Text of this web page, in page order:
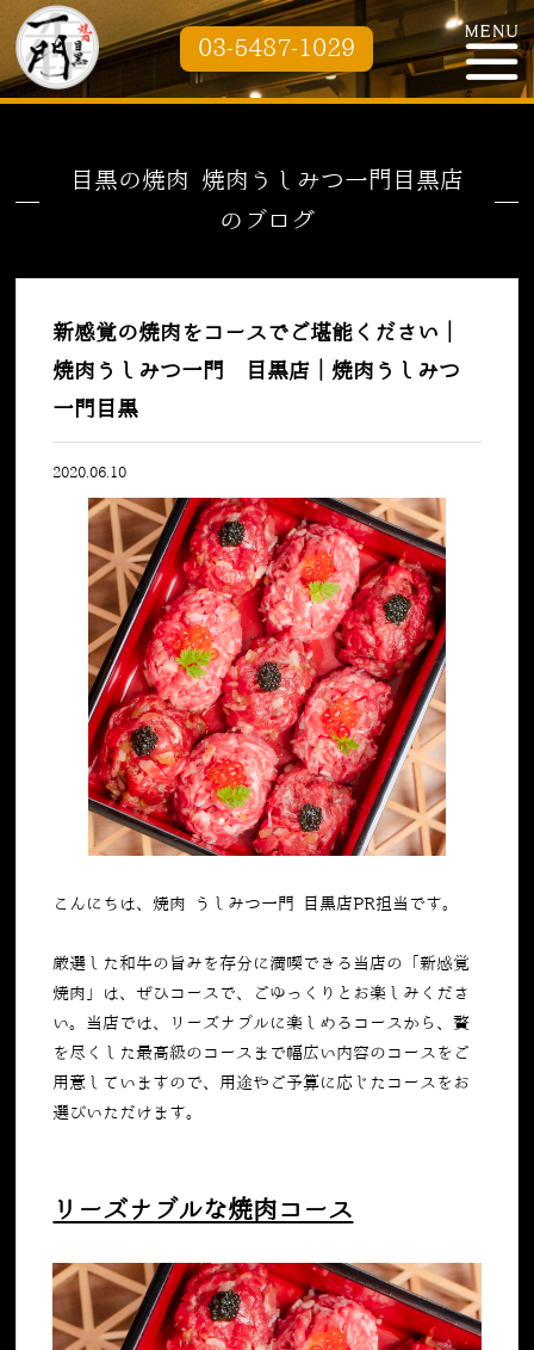
03-5487-1029
目黒の焼肉 焼肉うしみつ一門目黒店
のブログ
新感覚の焼肉をコースでご堪能ください｜
焼肉うしみつ一門 目黒店｜焼肉うしみつ
一門目黒
2020.06.10
こんにちは、焼肉 うしみつ一門 目黒店PR担当です。
厳選した和牛の旨みを存分に満喫できる当店の「新感覚
焼肉」は、ぜひコースで、ごゆっくりとお楽しみくださ
い。当店では、リーズナブルに楽しめるコースから、贅
を尽くした最高級のコースまで幅広い内容のコースをご
用意していますので、用途やご予算に応じたコースをお
選びいただけます。
リーズナブルな焼肉コース